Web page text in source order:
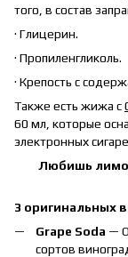
того, в состав
· Глицерин.
· Пропиленгликоль.
· Крепость с
Также есть жижа с
60 мл, которые
электронных
Любишь
3 оригинальных
Grape Soda —
сортов